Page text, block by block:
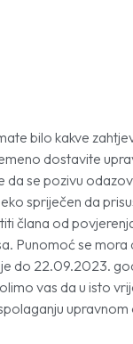
bilo kakve
dostavite
da se pozivu
spriječen da
člana od
Punomoć se mora
do 22.09.2023.
vas da u isto